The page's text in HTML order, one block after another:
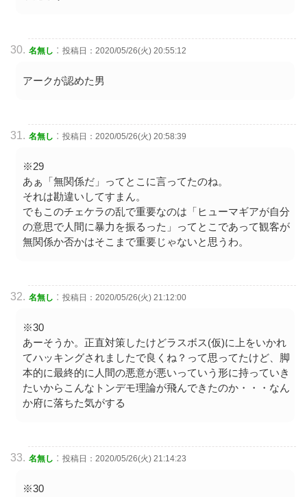
名無し : 投稿日：2020/05/26(火) 20:55:12
アークが認めた男
名無し : 投稿日：2020/05/26(火) 20:58:39
※29
あぁ「無関係だ」ってとこに言ってたのね。
それは勘違いしてすまん。
でもこのチェケラの乱で重要なのは「ヒューマギアが自分
の意思で人間に暴力を振るった」ってとこであって観客が
無関係か否かはそこまで重要じゃないと思うわ。
名無し : 投稿日：2020/05/26(火) 21:12:00
※30
あーそうか。正直対策したけどラスボス(仮)に上をいかれ
てハッキングされましたで良くね？って思ってたけど、脚
本的に最終的に人間の悪意が悪いっていう形に持っていき
たいからこんなトンデモ理論が飛んできたのか・・・なん
か府に落ちた気がする
名無し : 投稿日：2020/05/26(火) 21:14:23
※30